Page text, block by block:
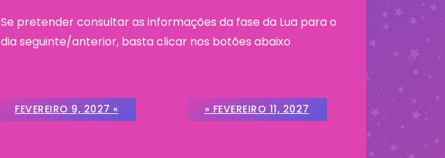
Se pretender consultar as informações da fase da Lua para o
dia seguinte/anterior, basta clicar nos botões abaixo
FEVEREIRO 9, 2027 « » FEVEREIRO 11, 2027